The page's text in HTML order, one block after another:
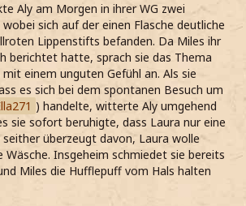
Aly am Morgen in ihrer WG zwei
sich auf der einen Flasche deutliche
Lippenstifts befanden. Da Miles ihr
berichtet hatte, sprach sie das Thema
einem unguten Gefühl an. Als sie
es sich bei dem spontanen Besuch um
) handelte, witterte Aly umgehend
sie sofort beruhigte, dass Laura nur eine
seither überzeugt davon, Laura wolle
Wäsche. Insgeheim schmiedet sie bereits
Miles die Hufflepuff vom Hals halten